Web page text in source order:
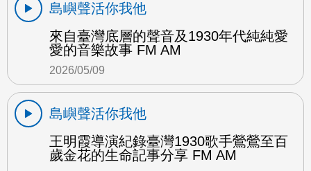
島嶼聲活你我他
來自臺灣底層的聲音及1930年代純純愛
愛的音樂故事 FM AM
2026/05/09
島嶼聲活你我他
王明霞導演紀錄臺灣1930歌手鶯鶯至百
歲金花的生命記事分享 FM AM